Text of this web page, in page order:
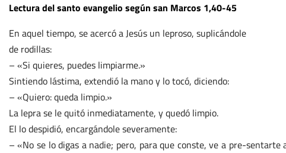
Lectura del santo evangelio según san Marcos 1,40-45
En aquel tiempo, se acercó a Jesús un leproso, suplicándole
de rodillas:
– «Si quieres, puedes limpiarme.»
Sintiendo lástima, extendió la mano y lo tocó, diciendo:
– «Quiero: queda limpio.»
La lepra se le quitó inmediatamente, y quedó limpio.
El lo despidió, encargándole severamente:
– «No se lo digas a nadie; pero, para que conste, ve a pre-